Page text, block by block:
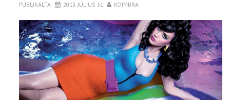
PUBLIKÁLTA 2013. JÚLIUS 31. KOIMBRA